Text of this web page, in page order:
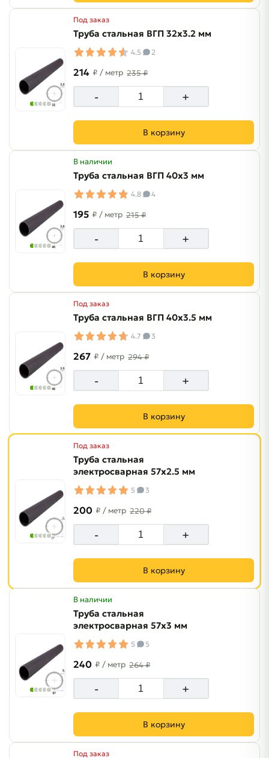
Под заказ
Труба стальная ВГП 32х3.2 мм
4.5 2
214 ₽ / метр 235 ₽
- +
В корзину
В наличии
Труба стальная ВГП 40х3 мм
4.8 4
195 ₽ / метр 215 ₽
- +
В корзину
Под заказ
Труба стальная ВГП 40х3.5 мм
4.7 3
267 ₽ / метр 294 ₽
- +
В корзину
Под заказ
Труба стальная
электросварная 57х2.5 мм
5 3
200 ₽ / метр 220 ₽
- +
В корзину
В наличии
Труба стальная
электросварная 57х3 мм
5 5
240 ₽ / метр 264 ₽
- +
В корзину
Под заказ